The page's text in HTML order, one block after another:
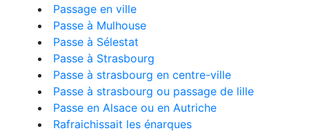
Passage en ville
Passe à Mulhouse
Passe à Sélestat
Passe à Strasbourg
Passe à strasbourg en centre-ville
Passe à strasbourg ou passage de lille
Passe en Alsace ou en Autriche
Rafraichissait les énarques